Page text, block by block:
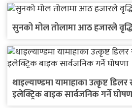
सुनको मोल तोलामा आठ हजारले
थाइल्याण्डमा यामाहाका उत्कृष्ट
इलेक्ट्रिक बाइक सार्वजनिक गर्ने